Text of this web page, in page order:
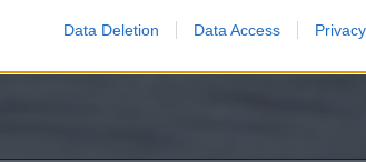
Data Deletion Data Access